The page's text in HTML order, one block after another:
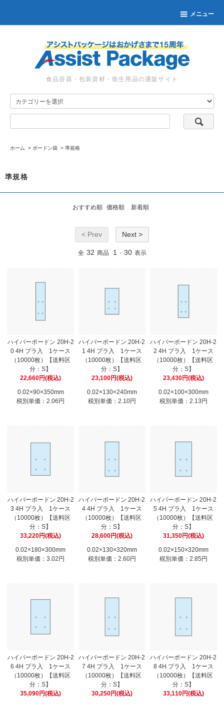
メニュー
食品容器・包装資材・衛生用品の通販サイト
ホーム > ボードン袋 > 準規格
準規格
おすすめ順 価格順 新着順
< Prev Next >
全 32 商品 1 - 30 表示
ハイパーボードン 20H-2
0 4H プラ入 1ケース
（10000枚）【送料区
分：S】
22,660円(税込)
0.02×90×350mm
税別単価：2.06円
ハイパーボードン 20H-2
1 4H プラ入 1ケース
（10000枚）【送料区
分：S】
23,100円(税込)
0.02×130×240mm
税別単価：2.10円
ハイパーボードン 20H-2
2 4H プラ入 1ケース
（10000枚）【送料区
分：S】
23,430円(税込)
0.02×100×300mm
税別単価：2.13円
ハイパーボードン 20H-2
3 4H プラ入 1ケース
（10000枚）【送料区
分：S】
33,220円(税込)
0.02×180×300mm
税別単価：3.02円
ハイパーボードン 20H-2
4 4H プラ入 1ケース
（10000枚）【送料区
分：S】
28,600円(税込)
0.02×130×320mm
税別単価：2.60円
ハイパーボードン 20H-2
5 4H プラ入 1ケース
（10000枚）【送料区
分：S】
31,350円(税込)
0.02×150×320mm
税別単価：2.85円
ハイパーボードン 20H-2
6 4H プラ入 1ケース
（10000枚）【送料区
分：S】
35,090円(税込)
ハイパーボードン 20H-2
7 4H プラ入 1ケース
（10000枚）【送料区
分：S】
30,250円(税込)
ハイパーボードン 20H-2
8 4H プラ入 1ケース
（10000枚）【送料区
分：S】
33,110円(税込)